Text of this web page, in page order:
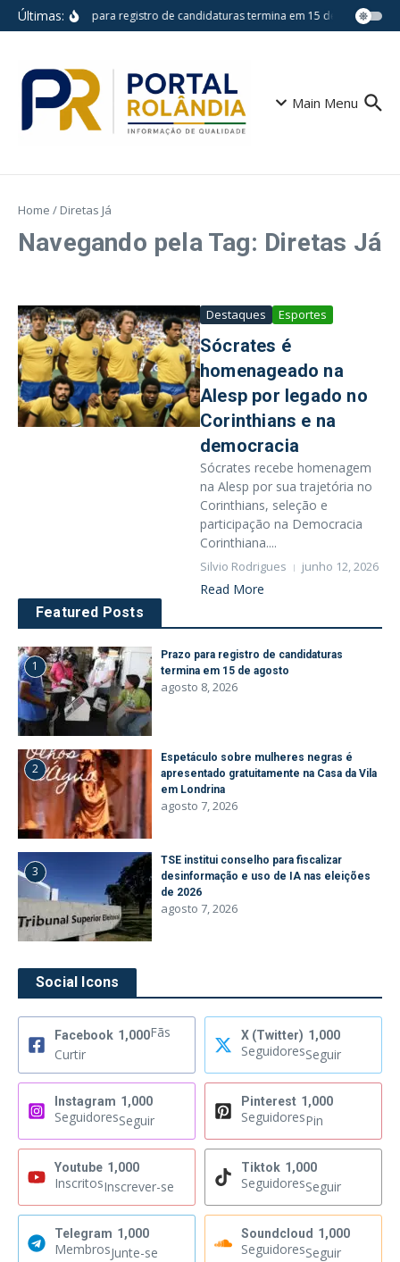
Ir para o conteúdo
Últimas:Prazo para registro de candidaturas termina em 15 de agosto
Main Menu
Home / Diretas Já
Navegando pela Tag: Diretas Já
Destaques Esportes
Sócrates é
homenageado na
Alesp por legado no
Corinthians e na
democracia
Sócrates recebe homenagem
na Alesp por sua trajetória no
Corinthians, seleção e
participação na Democracia
Corinthiana....
Silvio Rodrigues junho 12, 2026
Read More
Featured Posts
1
Prazo para registro de candidaturas
termina em 15 de agosto
agosto 8, 2026
2
Espetáculo sobre mulheres negras é
apresentado gratuitamente na Casa da Vila
em Londrina
agosto 7, 2026
3
TSE institui conselho para fiscalizar
desinformação e uso de IA nas eleições
de 2026
agosto 7, 2026
Social Icons
Facebook 1,000Fãs
Curtir
X (Twitter) 1,000
SeguidoresSeguir
Instagram 1,000
SeguidoresSeguir
Pinterest 1,000
SeguidoresPin
Youtube 1,000
InscritosInscrever-se
Tiktok 1,000
SeguidoresSeguir
Telegram 1,000
MembrosJunte-se
Soundcloud 1,000
SeguidoresSeguir